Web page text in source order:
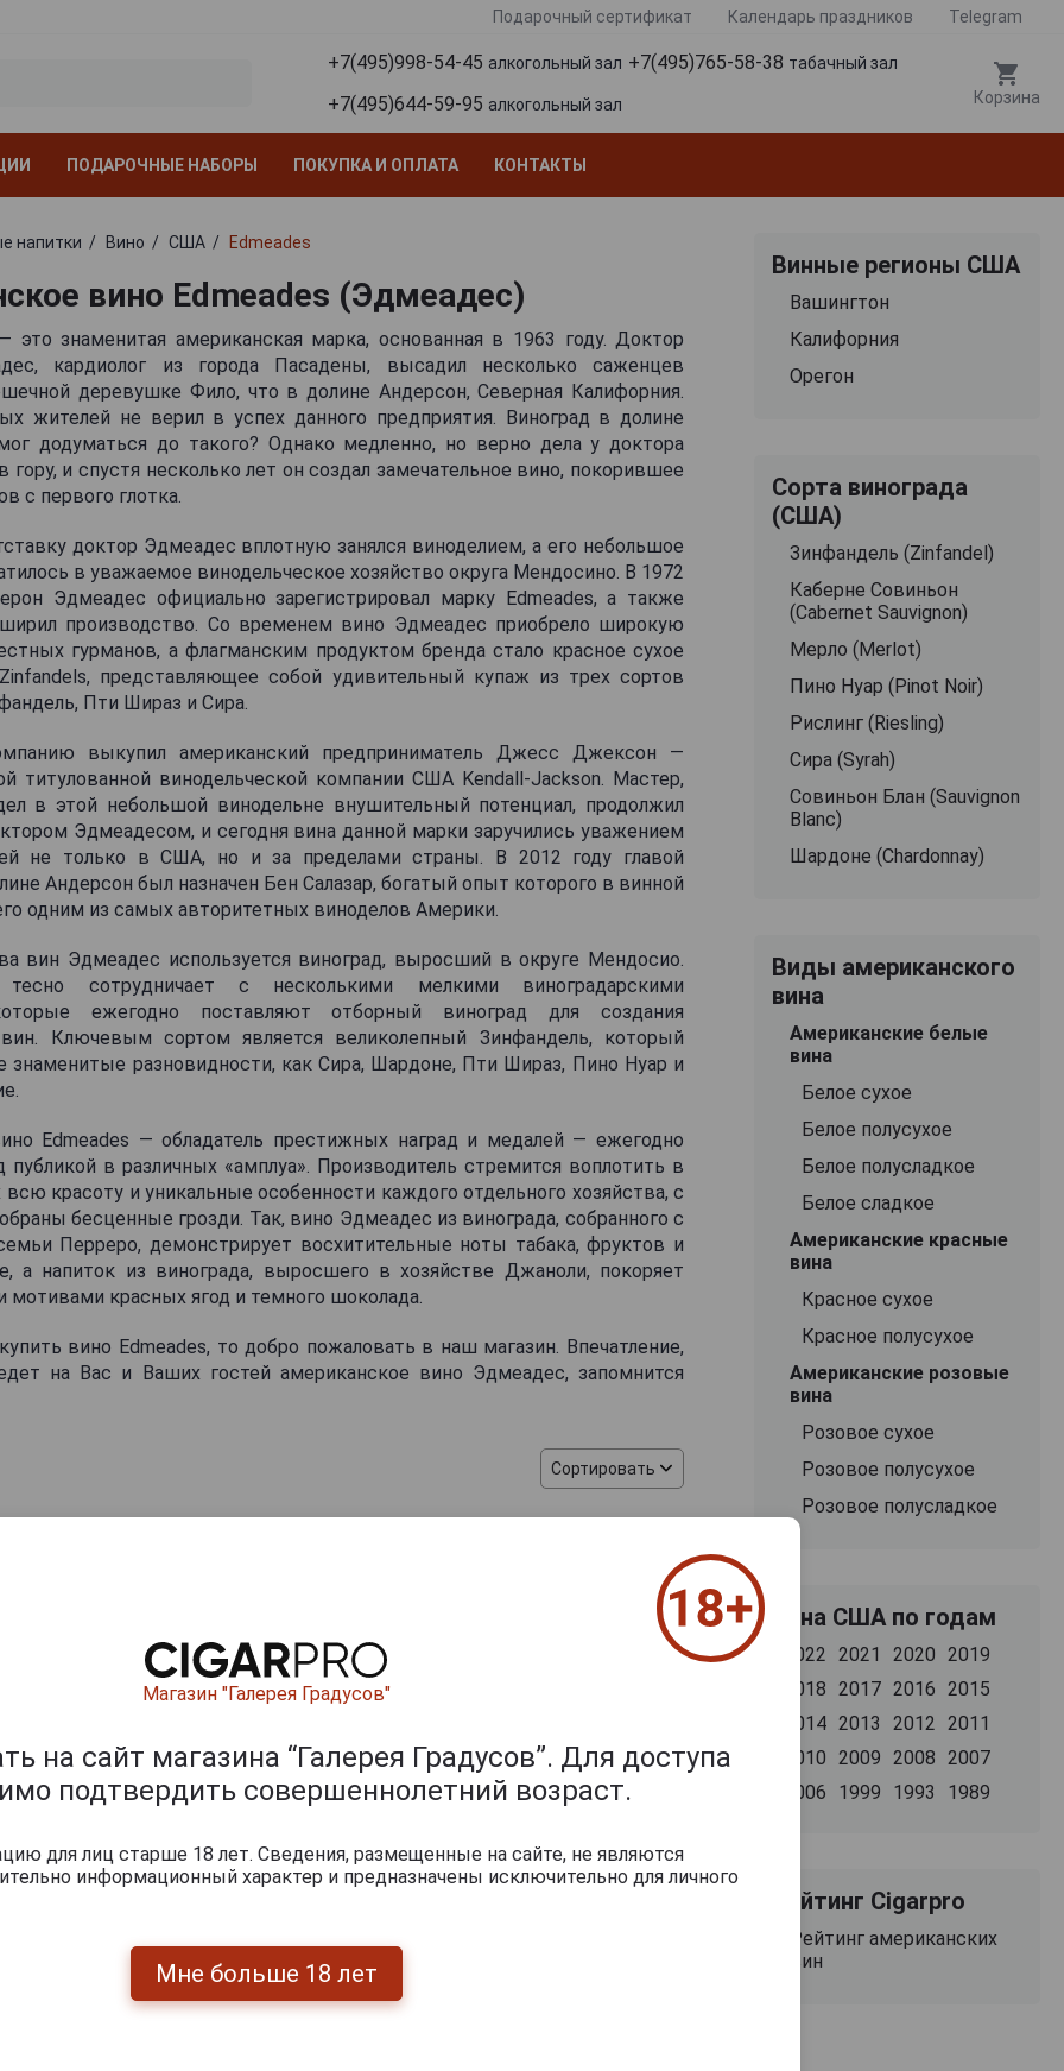
Подарочный сертификат Календарь праздников Telegram
+7(495)998-54-45 алкогольный зал +7(495)765-58-38 табачный зал
+7(495)644-59-95 алкогольный зал Корзина
ПОДАРОЧНЫЕ НАБОРЫ ПОКУПКА И ОПЛАТА КОНТАКТЫ
напитки Вино США Edmeades
вино Edmeades (Эдмеадес)
это знаменитая американская марка, основанная в 1963 году. Доктор
кардиолог из города Пасадены, высадил несколько саженцев
деревушке Фило, что в долине Андерсон, Северная Калифорния.
жителей не верил в успех данного предприятия. Виноград в долине
додуматься до такого? Однако медленно, но верно дела у доктора
и спустя несколько лет он создал замечательное вино, покорившее
с первого глотка.
доктор Эдмеадес вплотную занялся виноделием, а его небольшое
в уважаемое винодельческое хозяйство округа Мендосино. В 1972
Эдмеадес официально зарегистрировал марку Edmeades, а также
производство. Со временем вино Эдмеадес приобрело широкую
гурманов, а флагманским продуктом бренда стало красное сухое
представляющее собой удивительный купаж из трех сортов
Пти Шираз и Сира.
выкупил американский предприниматель Джесс Джексон —
титулованной винодельческой компании США Kendall-Jackson. Мастер,
в этой небольшой винодельне внушительный потенциал, продолжил
Эдмеадесом, и сегодня вина данной марки заручились уважением
не только в США, но и за пределами страны. В 2012 году главой
Андерсон был назначен Бен Салазар, богатый опыт которого в винной
одним из самых авторитетных виноделов Америки.
вин Эдмеадес используется виноград, выросший в округе Мендосио.
тесно сотрудничает с несколькими мелкими виноградарскими
ежегодно поставляют отборный виноград для создания
Ключевым сортом является великолепный Зинфандель, который
знаменитые разновидности, как Сира, Шардоне, Пти Шираз, Пино Нуар и
Edmeades — обладатель престижных наград и медалей — ежегодно
публикой в различных «амплуа». Производитель стремится воплотить в
всю красоту и уникальные особенности каждого отдельного хозяйства, с
бесценные грозди. Так, вино Эдмеадес из винограда, собранного с
Перреро, демонстрирует восхитительные ноты табака, фруктов и
а напиток из винограда, выросшего в хозяйстве Джаноли, покоряет
красных ягод и темного шоколада.
вино Edmeades, то добро пожаловать в наш магазин. Впечатление,
на Вас и Ваших гостей американское вино Эдмеадес, запомнится
Сортировать
Винные регионы США
Вашингтон
Калифорния
Орегон
Сорта винограда
(США)
Зинфандель (Zinfandel)
Каберне Совиньон
(Cabernet Sauvignon)
Мерло (Merlot)
Пино Нуар (Pinot Noir)
Рислинг (Riesling)
Сира (Syrah)
Совиньон Блан (Sauvignon
Blanc)
Шардоне (Chardonnay)
Виды американского
вина
Американские белые
вина
Белое сухое
Белое полусухое
Белое полусладкое
Белое сладкое
Американские красные
вина
Красное сухое
Красное полусухое
Американские розовые
вина
Розовое сухое
Розовое полусухое
Розовое полусладкое
Вина США по годам
2022 2021 2020
2019
2018
2017 2016
2015
2014 2013 2012
2011
2010
2009 2008
2007
2006
1999 1993 1989
Рейтинг Cigarpro
Рейтинг американских
вин
Магазин "Галерея Градусов"
на сайт магазина “Галерея Градусов”. Для доступа
подтвердить совершеннолетний возраст.
для лиц старше 18 лет. Сведения, размещенные на сайте, не являются
информационный характер и предназначены исключительно для личного
Мне больше 18 лет